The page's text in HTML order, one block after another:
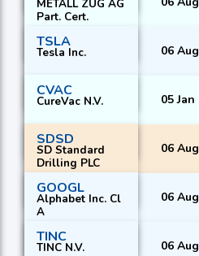
METALL ZUG AG
Part. Cert.
TSLA
Tesla Inc. 06 Aug
CVAC
CureVac N.V. 05 Jan
SDSD
SD Standard
Drilling PLC
06 Aug
GOOGL
Alphabet Inc. Cl
A
06 Aug
TINC
TINC N.V. 06 Aug